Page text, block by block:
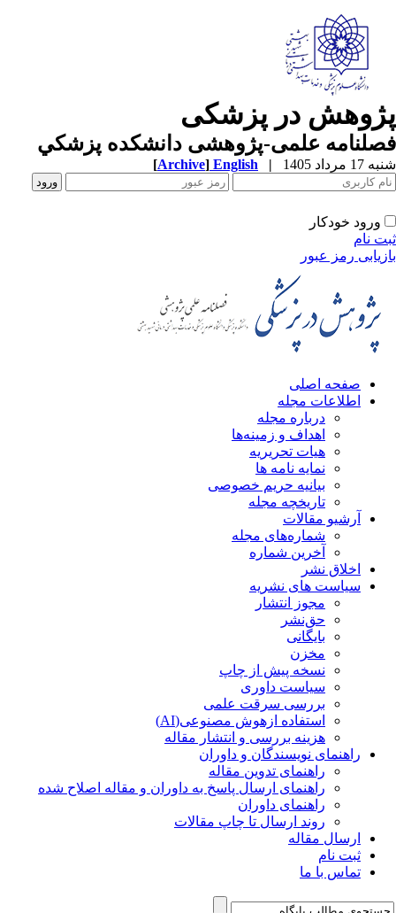
در پزشکی
علمی-پژوهشی دانشکده پزشکي
مرداد 1405 |
English
[Archive]
ورود خودکار
نام
رمز عبور
صفحه اصلی
اطلاعات مجله
درباره مجله
اهداف و زمینه‌ها
هیات تحریریه
نمایه نامه ها
بیانیه حریم خصوصی
تاریخچه مجله
آرشیو مقالات
شماره‌های مجله
آخرین شماره
اخلاق نشر
سیاست های نشریه
مجوز انتشار
حق‌نشر
بایگانی
مخزن
نسخه پیش از چاپ
سیاست داوری
بررسی سرقت علمی
استفاده ازهوش مصنوعی(AI)
هزینه بررسی و انتشار مقاله
راهنمای نویسندگان و داوران
راهنمای تدوین مقاله
راهنمای ارسال پاسخ به داوران و مقاله اصلاح شده
راهنمای داوران
روند ارسال تا چاپ مقالات
ارسال مقاله
ثبت نام
تماس با ما